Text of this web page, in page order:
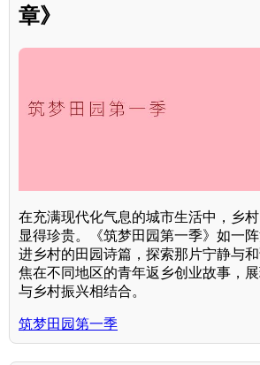
章》
在充满现代化气息的城市生活中，乡
显得珍贵。《筑梦田园第一季》如一
进乡村的田园诗篇，探索那片宁静与
焦在不同地区的青年返乡创业故事，
与乡村振兴相结合。
筑梦田园第一季